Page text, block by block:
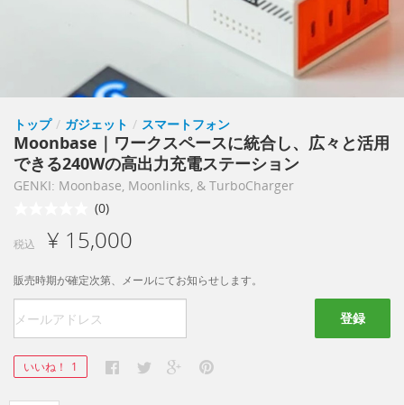
トップ / ガジェット / スマートフォン
Moonbase｜ワークスペースに統合し、広々と活用
できる240Wの高出力充電ステーション
GENKI: Moonbase, Moonlinks, & TurboCharger
(0)
税込 ¥ 15,000
販売時期が確定次第、メールにてお知らせします。
登録
いいね！ 1